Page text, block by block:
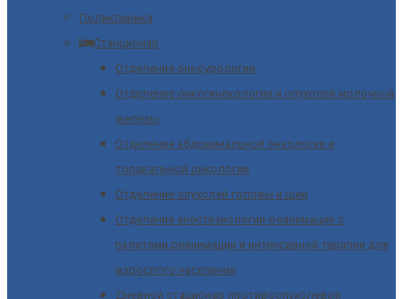
Поликлиника
Станционар
Отделение онкоурологии
Отделение онкогинекологии и опухолей молочной
железы
Отделение абдоминальной онкологии и
торакальной онкологии
Отделение опухолей головы и шеи
Отделение анестезиологии-реанимации с
палатами реанимации и интенсивной терапии для
взрослого населения
Дневной стационар противоопухолевой